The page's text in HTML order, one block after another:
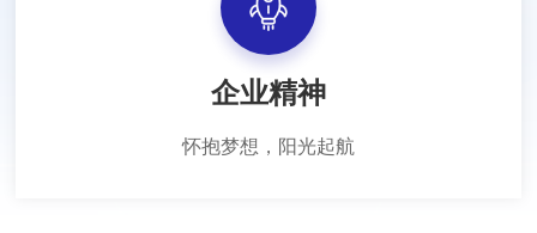
企业精神
怀抱梦想，阳光起航